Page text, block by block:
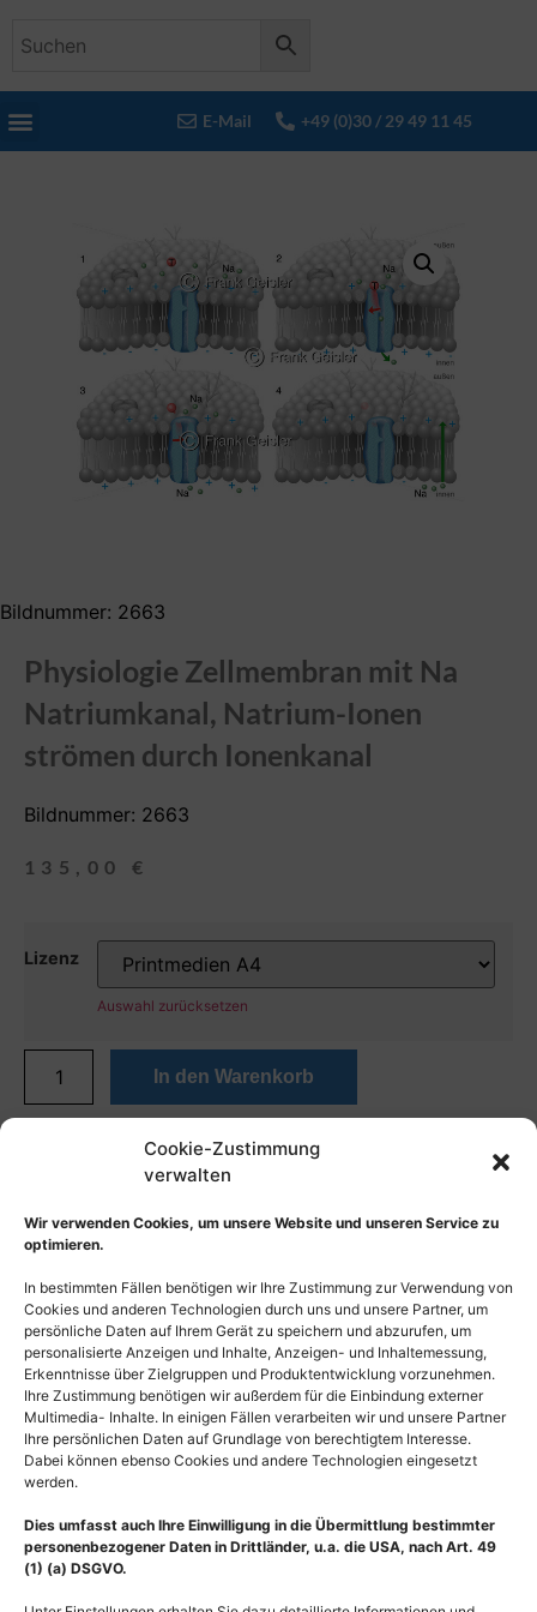
Cookie-Zustimmung
verwalten
Wir verwenden Cookies, um unsere Website und unseren Service zu
optimieren.
In bestimmten Fällen benötigen wir Ihre Zustimmung zur Verwendung von
Cookies und anderen Technologien durch uns und unsere Partner, um
persönliche Daten auf Ihrem Gerät zu speichern und abzurufen, um
personalisierte Anzeigen und Inhalte, Anzeigen- und Inhaltemessung,
Erkenntnisse über Zielgruppen und Produktentwicklung vorzunehmen.
Ihre Zustimmung benötigen wir außerdem für die Einbindung externer
Multimedia- Inhalte. In einigen Fällen verarbeiten wir und unsere Partner
Ihre persönlichen Daten auf Grundlage von berechtigtem Interesse.
Dabei können ebenso Cookies und andere Technologien eingesetzt
werden.
Dies umfasst auch Ihre Einwilligung in die Übermittlung bestimmter
personenbezogener Daten in Drittländer, u.a. die USA, nach Art. 49
(1) (a) DSGVO.
E-Mail +49 (0)30 / 29 49 11 45
Bildnummer: 2663
Physiologie Zellmembran mit Na
Natriumkanal, Natrium-Ionen
strömen durch Ionenkanal
Bildnummer: 2663
135,00 €
Lizenz
Auswahl zurücksetzen
In den Warenkorb